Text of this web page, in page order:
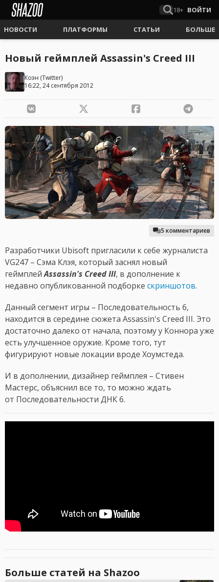
18+ ВОЙТИ
НОВОСТИ ПЛАТФОРМЫ СТАТЬИ БОЛЬШЕ
Новый геймплей Assassin's Creed III
Коэн (Twitter)
16:22, 24 сентября 2012
5 комментариев
Разработчики Ubisoft пригласили к себе журналиста
VG247 – Сэма Клэя, который заснял новый
геймплейAssassin's Creed III, в дополнение к
недавно опубликованной подборке скриншотов.
Данный сегмент игры – Последовательность 6,
находится в середине сюжета Assassin's Creed III. Это
достаточно далеко от начала, поэтому у Коннора уже
есть улучшенное оружие. Кроме того, тут
фигурируют новые локации вроде Хоумстеда.
И в дополнении, дизайнер геймплея – Стивен
Мастерс, объяснил все то, то можно ждать
от Последовательности ДНК 6.
Больше статей на Shazoo